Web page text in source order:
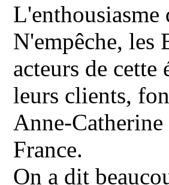
L'enthousiasme
N'empêche, les
acteurs de cette
leurs clients,
Anne-
France.
On a dit